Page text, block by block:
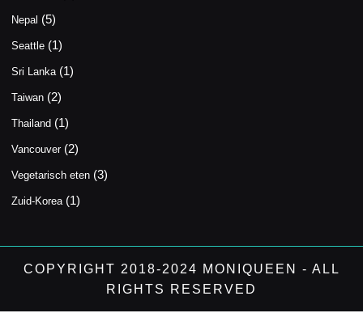
Nepal (5)
Seattle (1)
Sri Lanka (1)
Taiwan (2)
Thailand (1)
Vancouver(2)
Vegetarisch eten (3)
Zuid-Korea (1)
COPYRIGHT 2018-2024 MONIQUEEN - ALL
RIGHTS RESERVED